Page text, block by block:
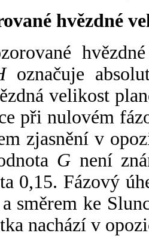
hvězdné
označuje
velikost
při nulovém
zjasnění v
G není
0,15. Fázový
směrem ke
nachází v